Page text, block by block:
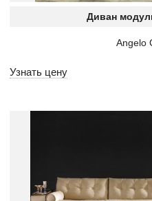
Диван
Angelo
Узнать цену